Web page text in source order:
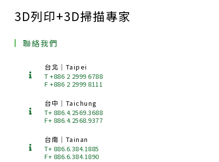
3D列印+3D掃描專家
聯絡我們
台北｜Taipei
T +886 2 2999 6788
F +886 2 2999 8111
台中｜Taichung
T+ 886.4.2569.3688
F+ 886.4.2568.9377
台南｜Tainan
T+ 886.6.384.1885
F+ 886.6.384.1890